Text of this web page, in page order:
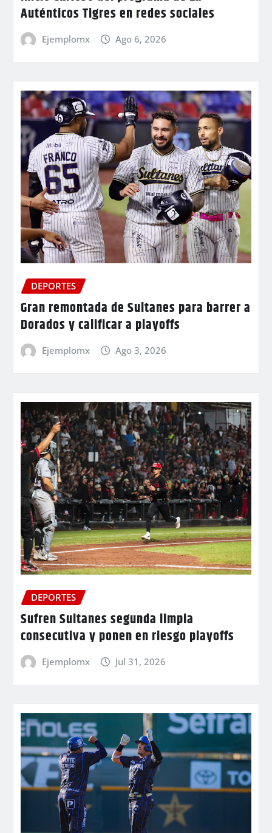
Auténticos Tigres en redes sociales
Ejemplomx Ago 6, 2026
DEPORTES
Gran remontada de Sultanes para barrer a
Dorados y calificar a playoffs
Ejemplomx Ago 3, 2026
DEPORTES
Sufren Sultanes segunda limpia
consecutiva y ponen en riesgo playoffs
Ejemplomx Jul 31, 2026